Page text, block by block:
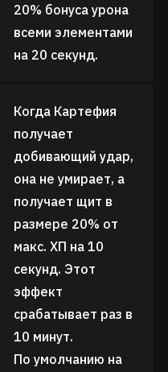
20% бонуса урона
всеми элементами
на 20 секунд.
Когда Картефия
получает
добивающий удар,
она не умирает, а
получает щит в
размере 20% от
макс. ХП на 10
секунд. Этот
эффект
срабатывает раз в
10 минут.
По умолчанию на